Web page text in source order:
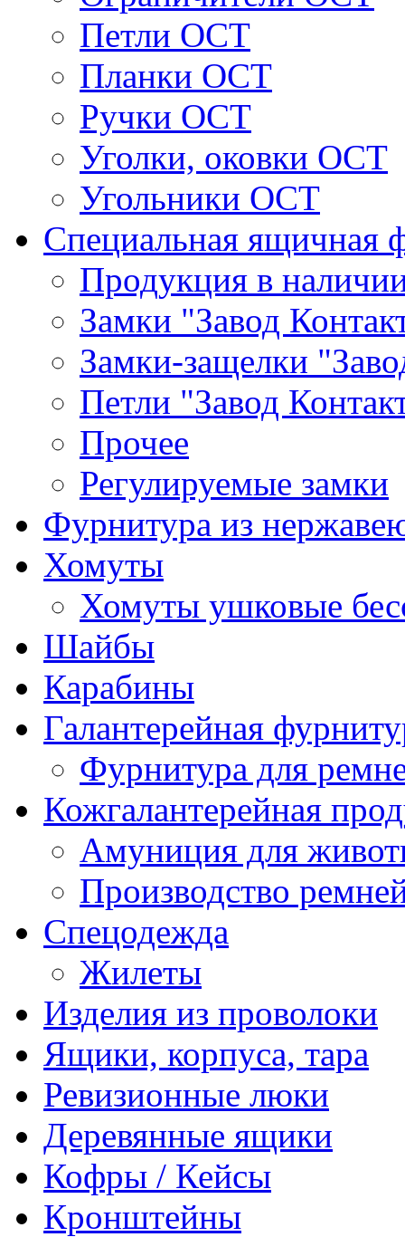
Петли ОСТ
Планки ОСТ
Ручки ОСТ
Уголки, оковки ОСТ
Угольники ОСТ
Специальная ящичная
Продукция в
Замки "Завод
Замки-защелки
Петли "Завод
Прочее
Регулируемые замки
Фурнитура из
Хомуты
Хомуты ушковые
Шайбы
Карабины
Галантерейная
Фурнитура для
Кожгалантерейная
Амуниция для
Производство
Спецодежда
Жилеты
Изделия из проволоки
Ящики, корпуса, тара
Ревизионные люки
Деревянные ящики
Кофры / Кейсы
Кронштейны